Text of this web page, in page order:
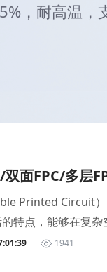
，耐高温，
双面FPC/多层
Printed Circuit
特点，能够在复
时完成元器件安
1941